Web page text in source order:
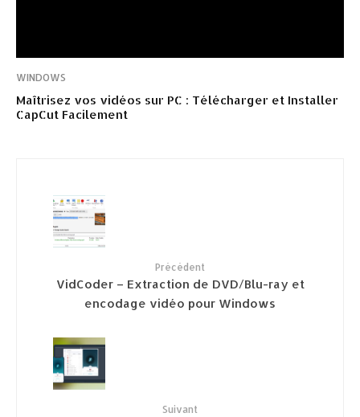
WINDOWS
Maîtrisez vos vidéos sur PC : Télécharger et Installer
CapCut Facilement
Précédent
VidCoder – Extraction de DVD/Blu-ray et
encodage vidéo pour Windows
Suivant